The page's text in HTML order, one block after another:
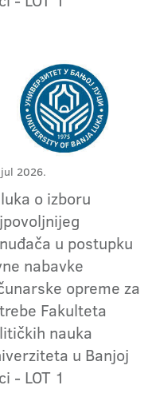
2026.
o izboru
u postupku
nabavke
opreme za
Fakulteta
nauka
u Banjoj
- LOT 1